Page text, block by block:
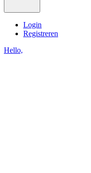
Login
Registreren
Hello,